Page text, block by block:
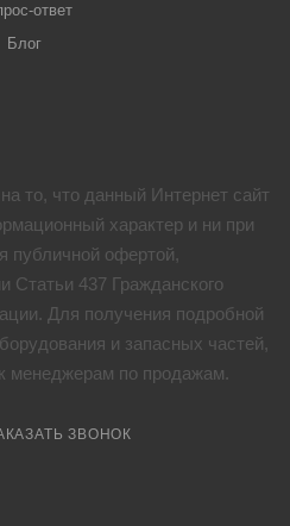
ответ
Блог
то, что данный Интернет сайт
характер и ни при
публичной офертой,
Статьи 437 Гражданского
Для получения подробной
и запасных частей,
менеджерам по продажам.
ЗВОНОК